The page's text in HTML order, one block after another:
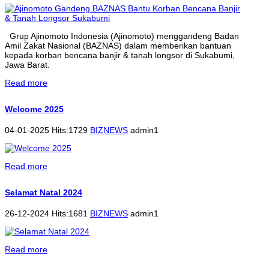
Grup Ajinomoto Indonesia (Ajinomoto) menggandeng Badan
Amil Zakat Nasional (BAZNAS) dalam memberikan bantuan
kepada korban bencana banjir & tanah longsor di Sukabumi,
Jawa Barat.
Read more
Welcome 2025
04-01-2025 Hits:1729 BIZNEWS admin1
Read more
Selamat Natal 2024
26-12-2024 Hits:1681 BIZNEWS admin1
Read more